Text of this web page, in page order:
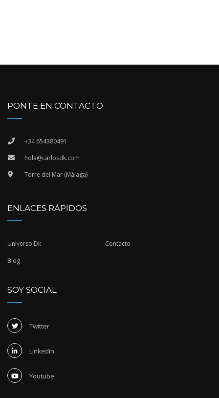
PONTE EN CONTACTO
+34 654380491
hola@carlosdk.com
Torre del Mar (Málaga)
ENLACES RÁPIDOS
Universo Dk Contacto
Blog
SOY SOCIAL
Twitter
Linkedin
Youtube